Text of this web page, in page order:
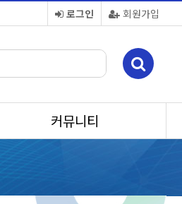
회원가입
로그인
커뮤니티